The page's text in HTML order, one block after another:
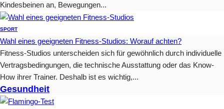
Kindesbeinen an, Bewegungen...
SPORT
Wahl eines geeigneten Fitness-Studios: Worauf achten?
Fitness-Studios unterscheiden sich für gewöhnlich durch individuelle
Vertragsbedingungen, die technische Ausstattung oder das Know-
How ihrer Trainer. Deshalb ist es wichtig,...
Gesundheit